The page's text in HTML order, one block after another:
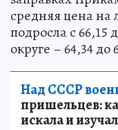
средняя цена на
подросла с 66,15
округе – 64,34 до
Над СССР
пришельцев:
искала и